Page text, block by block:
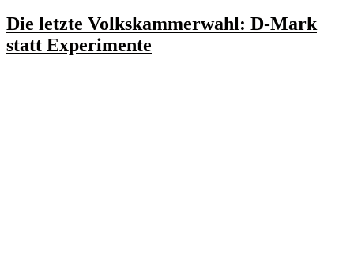
Die letzte Volkskammerwahl: D-Mark
statt Experimente